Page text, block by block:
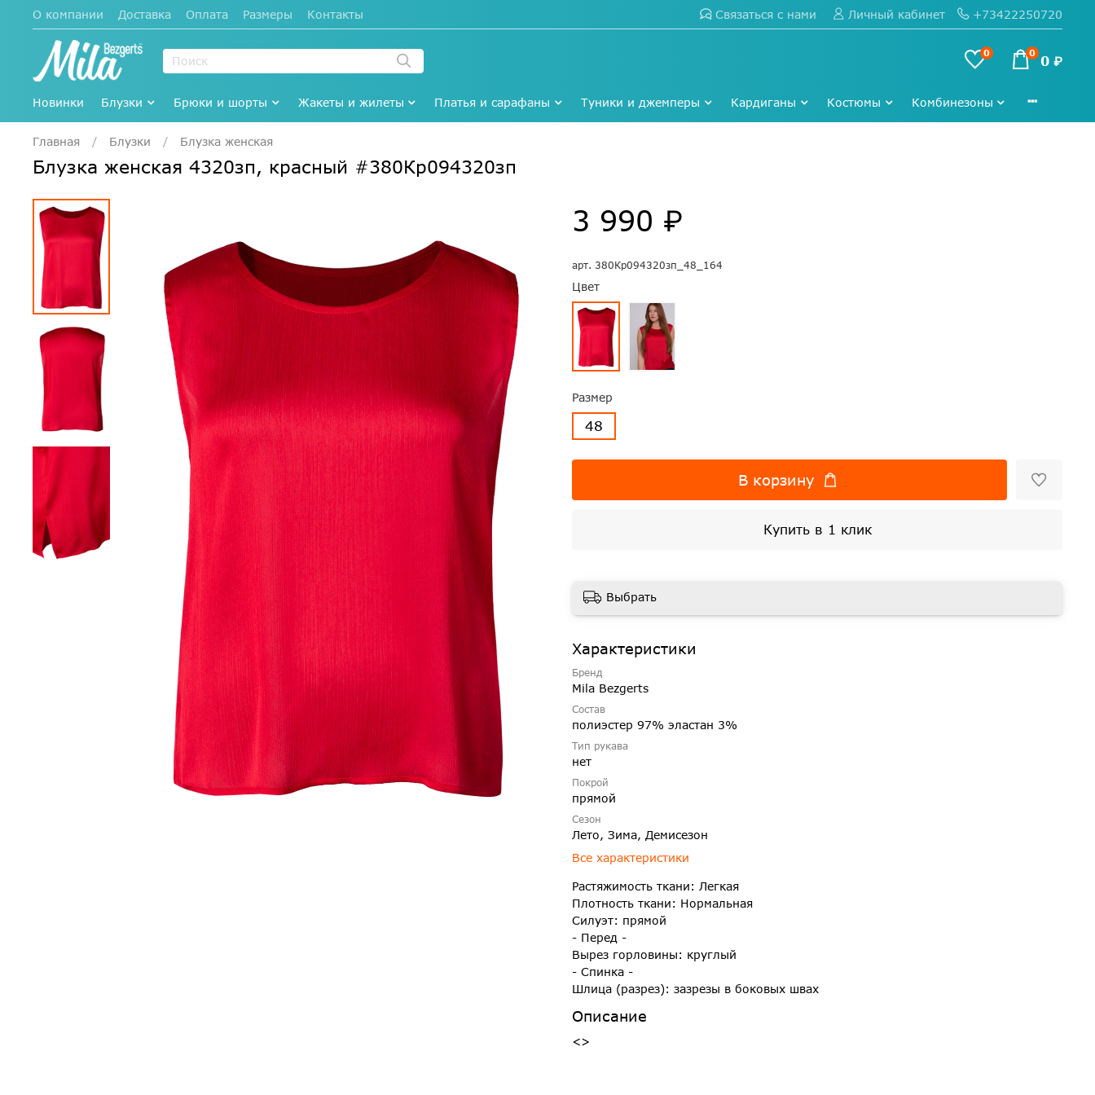
О компании Доставка Оплата Размеры Контакты Связаться с нами Личный кабинет +73422250720
0 0 0 ₽
Новинки Блузки Брюки и шорты Жакеты и жилеты Платья и сарафаны Туники и джемперы Кардиганы Костюмы Комбинезоны
Главная Блузки Блузка женская
Блузка женская 4320зп, красный #380Кр094320зп
арт. 380Кр094320зп_48_164
Цвет
Размер
48
3 990 ₽
В корзину
Купить в 1 клик
Выбрать
Характеристики
Бренд
Mila Bezgerts
Состав
полиэстер 97% эластан 3%
Тип рукава
нет
Покрой
прямой
Сезон
Лето, Зима, Демисезон
Все характеристики
Растяжимость ткани: Легкая
Плотность ткани: Нормальная
Силуэт: прямой
- Перед -
Вырез горловины: круглый
- Спинка -
Шлица (разрез): зазрезы в боковых швах
Описание
<>